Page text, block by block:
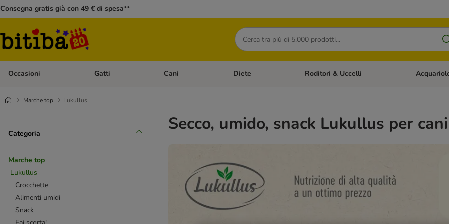
Consegna gratis già con 49 € di spesa**
Cerca
Occasioni Apri Menù Categoria: Occasioni
Gatti Apri Menù Categoria: Gatti
Cani Apri Menù Categoria: Cani
Diete Apri Menù Categoria: Diete
Roditori & Uccelli Apri Menù
Marche top Lukullus
Categoria
Marche top
Lukullus
Crocchette
Alimenti umidi
Snack
Secco, umido, snack Lukullus per cani